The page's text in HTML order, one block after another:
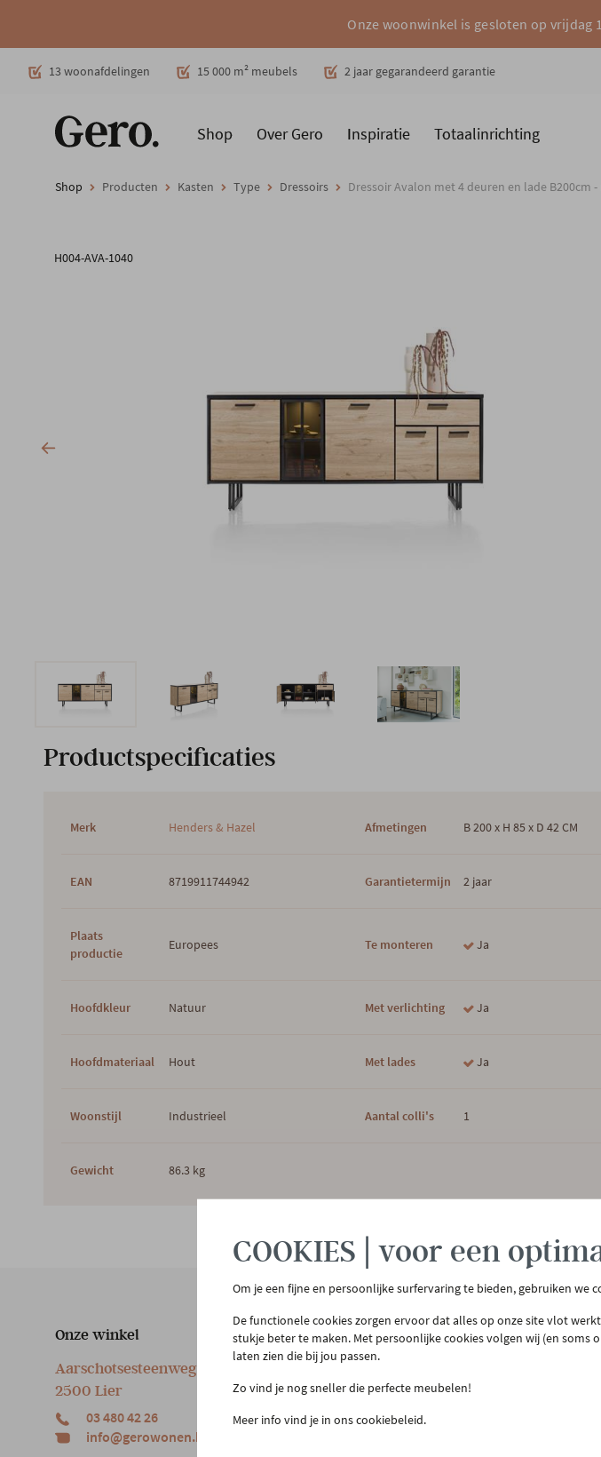
Onze woonwinkel is gesloten op vrijdag
13 woonafdelingen 15 000 m² meubels 2 jaar gegarandeerd garantie
Shop Over Gero Inspiratie Totaalinrichting
Promoties Producten Cadeaubon Woonstijlen Ruimtes Merken
Shop Producten Kasten Type Dressoirs Dressoir Avalon met 4 deuren en lade B200cm
H004-AVA-1040
Productspecificaties
Merk Henders & Hazel Afmetingen B 200 x H 85 x D 42 CM
EAN 8719911744942 Garantietermijn 2 jaar
Plaats
productie
Europees Te monteren Ja
Hoofdkleur Natuur Met verlichting Ja
Hoofdmateriaal Hout Met lades Ja
Woonstijl Industrieel Aantal colli's 1
Gewicht 86.3 kg
Onze winkel
Aarschotsesteenweg 151
2500 Lier
03 480 42 26
info@gerowonen.be
Klantenservice
Bestellen & bezorgen
Retourneren
COOKIES | voor een
Om je een fijne en persoonlijke surfervaring te bieden, gebruiken we
De functionele cookies zorgen ervoor dat alles op onze site vlot
stukje beter te maken. Met persoonlijke cookies volgen wij (en
laten zien die bij jou passen.
Zo vind je nog sneller die perfecte meubelen!
Meer info vind je in ons cookiebeleid.